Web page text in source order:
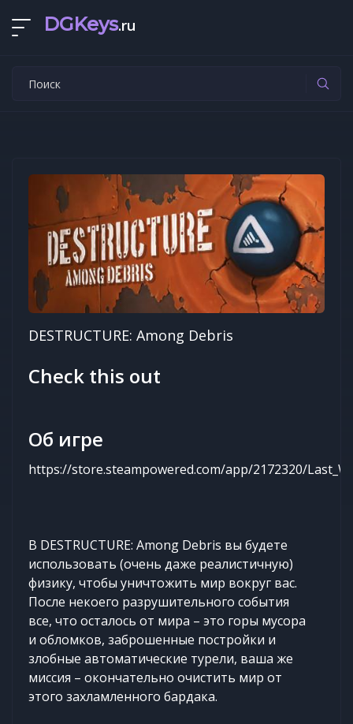
DGKeys.ru
DESTRUCTURE: Among Debris
Check this out
Об игре
https://store.steampowered.com/app/2172320/
В DESTRUCTURE: Among Debris вы будете
использовать (очень даже реалистичную)
физику, чтобы уничтожить мир вокруг вас.
После некоего разрушительного события
все, что осталось от мира – это горы мусора
и обломков, заброшенные постройки и
злобные автоматические турели, ваша же
миссия – окончательно очистить мир от
этого захламленного бардака.